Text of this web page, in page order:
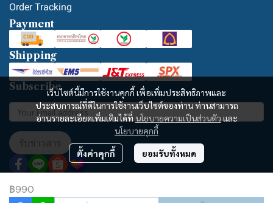
฿990
เว็บไซต์นี้มีการใช้งานคุกกี้ เพื่อเพิ่มประสิทธิภาพและ
ประสบการณ์ที่ดีในการใช้งานเว็บไซต์ของท่าน ท่านสามารถ
อ่านรายละเอียดเพิ่มเติมได้ที่ นโยบายความเป็นส่วนตัว และ
นโยบายคุกกี้
ตั้งค่าคุกกี้ ยอมรับทั้งหมด
Order Tracking
Payment
Shipping
Subscribe